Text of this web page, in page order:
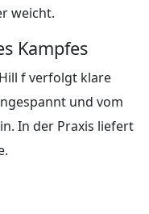
weicht.
Kampfes
f verfolgt klare
und vom
In der Praxis liefert